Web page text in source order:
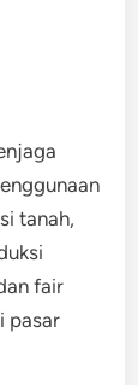
tanah,
fair
pasar